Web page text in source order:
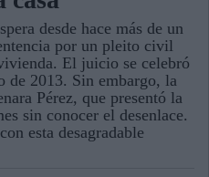
desde hace más de un
por un pleito civil
El juicio se celebró
de 2013. Sin embargo, la
Pérez, que presentó la
sin conocer el desenlace.
esta desagradable